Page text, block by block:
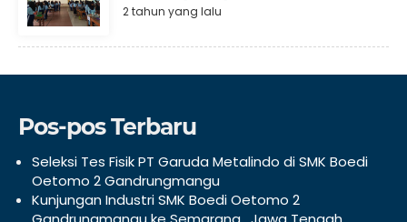
2 tahun yang lalu
Pos-pos Terbaru
Seleksi Tes Fisik PT Garuda Metalindo di SMK Boedi
Oetomo 2 Gandrungmangu
Kunjungan Industri SMK Boedi Oetomo 2